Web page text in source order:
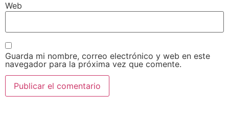
Web
Guarda mi nombre, correo electrónico y web en este
navegador para la próxima vez que comente.